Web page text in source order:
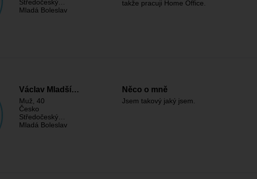
Středočeský…
Mladá Boleslav
takže pracuji Home Office.
Václav Mladší…
Muž , 40
Česko
Středočeský…
Mladá Boleslav
Něco o mně
Jsem takový jaký jsem.